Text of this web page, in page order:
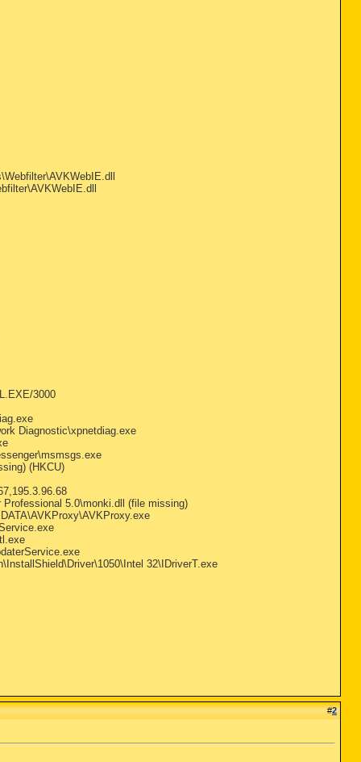
3000
Diagnostic\xpnetdiag.exe
(HKCU)
5.0\monki.dll (file missing)
32\IDriverT.exe
#2